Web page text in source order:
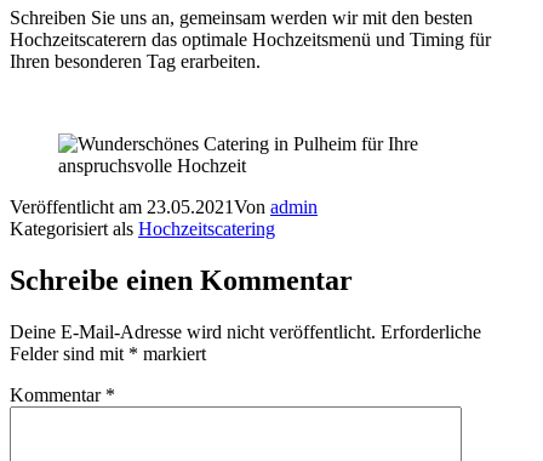
Schreiben Sie uns an, gemeinsam werden wir mit den besten
Hochzeitscaterern das optimale Hochzeitsmenü und Timing für
Ihren besonderen Tag erarbeiten.
Veröffentlicht am 23.05.2021Von admin
Kategorisiert als Hochzeitscatering
Schreibe einen Kommentar
Deine E-Mail-Adresse wird nicht veröffentlicht. Erforderliche
Felder sind mit * markiert
Kommentar *